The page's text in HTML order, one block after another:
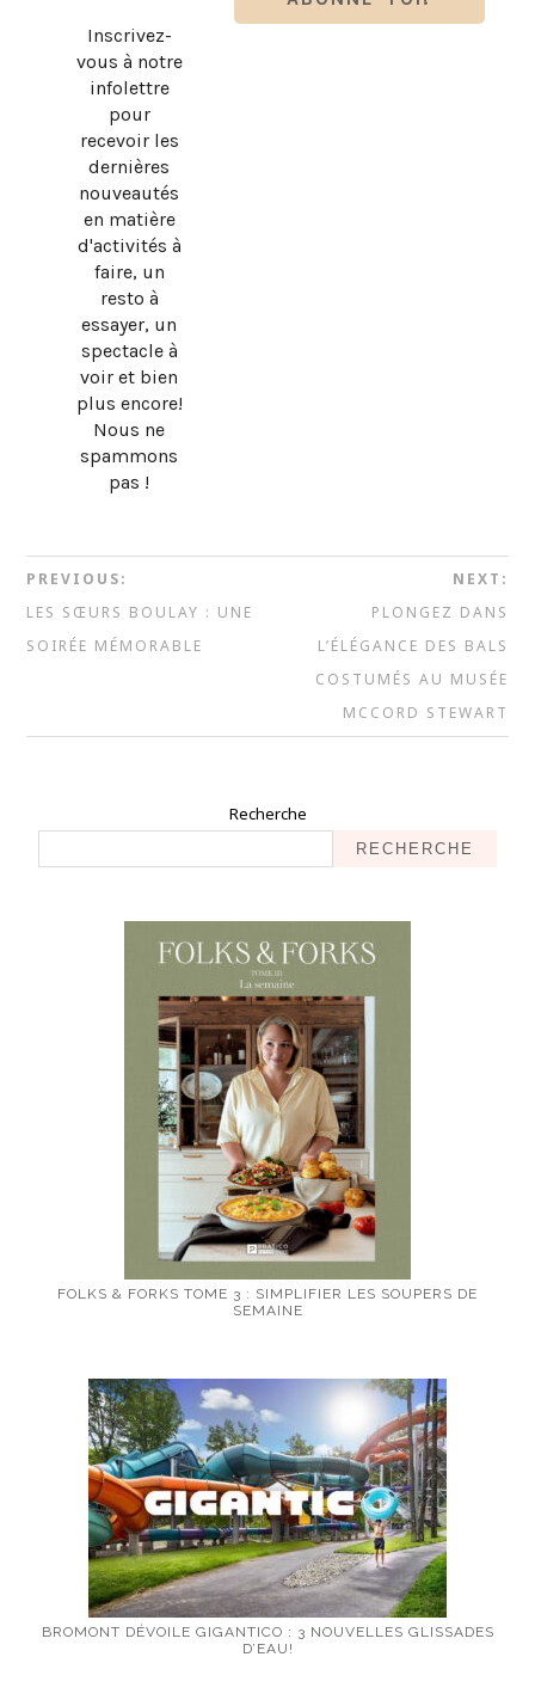
Inscrivez-
vous à notre
infolettre
pour
recevoir les
dernières
nouveautés
en matière
d'activités à
faire, un
resto à
essayer, un
spectacle à
voir et bien
plus encore!
Nous ne
spammons
pas !
PREVIOUS:
LES SŒURS BOULAY : UNE
SOIRÉE MÉMORABLE
NEXT:
PLONGEZ DANS
L’ÉLÉGANCE DES BALS
COSTUMÉS AU MUSÉE
MCCORD STEWART
Recherche
RECHERCHE
FOLKS & FORKS TOME 3 : SIMPLIFIER LES SOUPERS DE
SEMAINE
BROMONT DÉVOILE GIGANTICO : 3 NOUVELLES GLISSADES
D’EAU!